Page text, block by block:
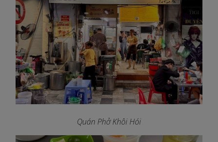
Quán Phở Khôi Hói